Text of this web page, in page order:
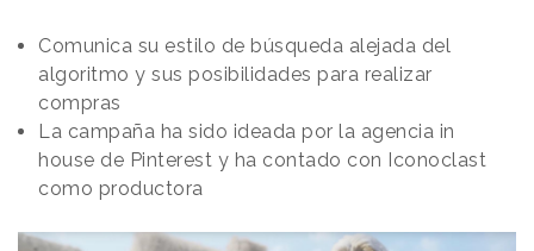
Comunica su estilo de búsqueda alejada del
algoritmo y sus posibilidades para realizar
compras
La campaña ha sido ideada por la agencia in
house de Pinterest y ha contado con Iconoclast
como productora